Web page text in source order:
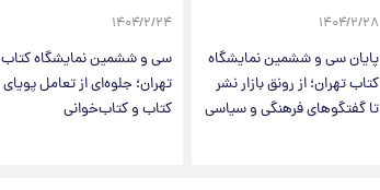
۱۴۰۴/۲/۲۸
پایان سی و ششمین نمایشگاه
کتاب تهران؛ از رونق بازار نشر
تا گفتگوهای فرهنگی و سیاسی
۱۴۰۴/۲/۲۴
سی و ششمین نمایشگاه کتاب
تهران؛ جلوه‌ای از تعامل پویای
کتاب و کتاب‌خوانی